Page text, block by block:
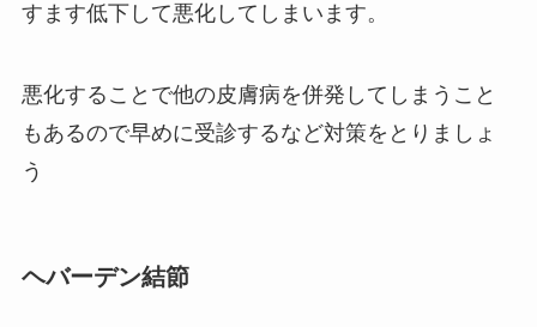
すます低下して悪化してしまいます。
悪化することで他の皮膚病を併発してしまうこと
もあるので早めに受診するなど対策をとりましょ
う
ヘバーデン結節